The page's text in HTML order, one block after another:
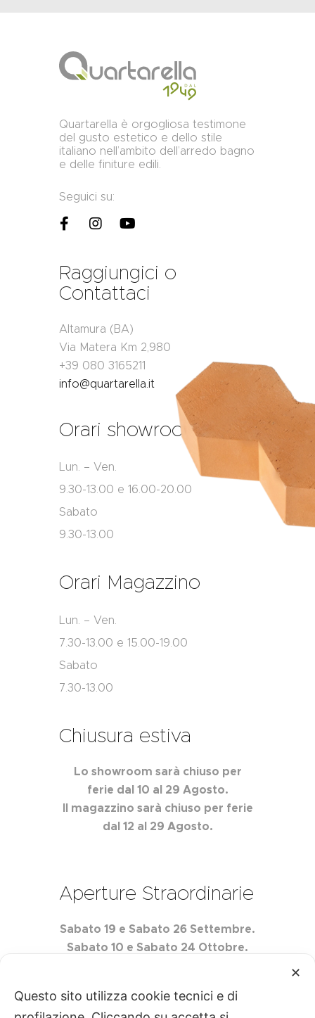
Quartarella è orgogliosa testimone
del gusto estetico e dello stile
italiano nell’ambito dell’arredo bagno
e delle finiture edili.
Seguici su:
Raggiungici o
Contattaci
Altamura (BA)
Via Matera Km 2,980
+39 080 3165211
info@quartarella.it
Orari showroom
Lun. – Ven.
9.30-13.00 e 16.00-20.00
Sabato
9.30-13.00
Orari Magazzino
Lun. – Ven.
7.30-13.00 e 15.00-19.00
Sabato
7.30-13.00
Chiusura estiva
Lo showroom sarà chiuso per
ferie dal 10 al 29 Agosto.
Il magazzino sarà chiuso per ferie
dal 12 al 29 Agosto.
Aperture Straordinarie
Sabato 19 e Sabato 26 Settembre.
Sabato 10 e Sabato 24 Ottobre.
✕
Questo sito utilizza cookie tecnici e di